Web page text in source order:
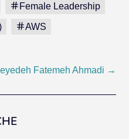
Female Leadership
AWS
Fatemeh Ahmadi →